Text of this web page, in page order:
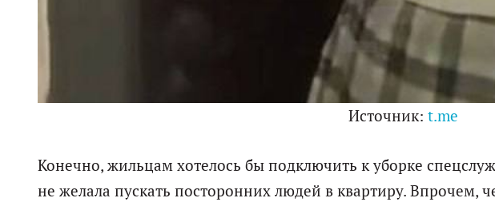
Источник: t.me
Конечно, жильцам хотелось бы подключить к уборке
не желала пускать посторонних людей в квартиру. Впрочем,